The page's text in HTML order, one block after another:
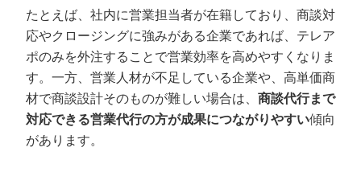
代行
株式会社QuickWork（SalesNow）｜AI営業スタッフで
新規開拓を自動化
key SALES｜完全オーダーメイドで営業チームを構築
日本営業代行株式会社｜1日単位から依頼できるスポッ
ト営業代行
たとえば、社内に営業担当者が在籍しており、商談対
応やクロージングに強みがある企業であれば、テレア
ポのみを外注することで営業効率を高めやすくなりま
す。一方、営業人材が不足している企業や、高単価商
材で商談設計そのものが難しい場合は、 商談代行まで
対応できる営業代行の方が成果につながりやすい傾向
があります。